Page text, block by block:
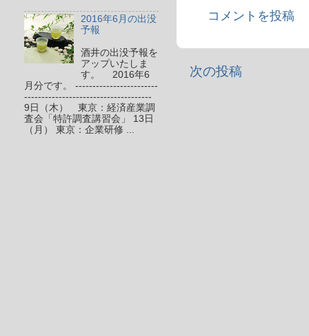
コメントを投稿
次の投稿
2016年6月の出没
予報
酒井の出没予報を
アップいたしま
す。 2016年6
月分です。 ------------------------
-------------------------------------
9日（木） 東京：経済産業調
査会「特許調査講習会」 13日
（月） 東京：企業研修 ...